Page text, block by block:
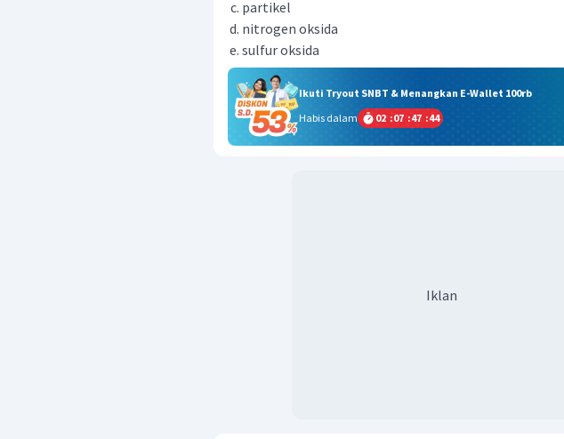
partikel
nitrogen oksida
sulfur oksida
Ikuti Tryout SNBT & Menangkan E-Wallet 100rb
Habis dalam
02 :07 :47 :43
Iklan